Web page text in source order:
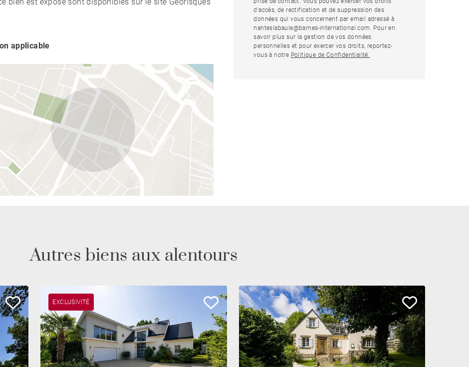
applicable
d'accès, de rectification et de suppression des
données qui vous concernent par email adressé à
nanteslabaule@barnes-international.com. Pour en
savoir plus sur la gestion de vos données
personnelles et pour exercer vos droits, reportez-
vous à notre Politique de Confidentialité.
Autres biens aux alentours
EXCLUSIVITÉ